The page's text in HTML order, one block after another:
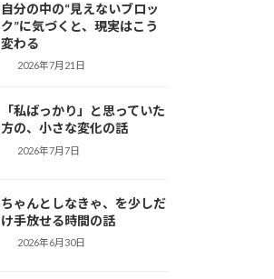
自分の中の“見えないブロッ
ク”に気づくと、現実はこう
変わる
2026年7月21日
「私ばっかり」と思っていた
方の、小さな変化の話
2026年7月7日
ちゃんとしなきゃ、を少しだ
け手放せる時間の話
2026年6月30日